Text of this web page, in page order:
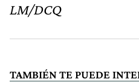
LM/DCQ
TAMBIÉN TE PUEDE